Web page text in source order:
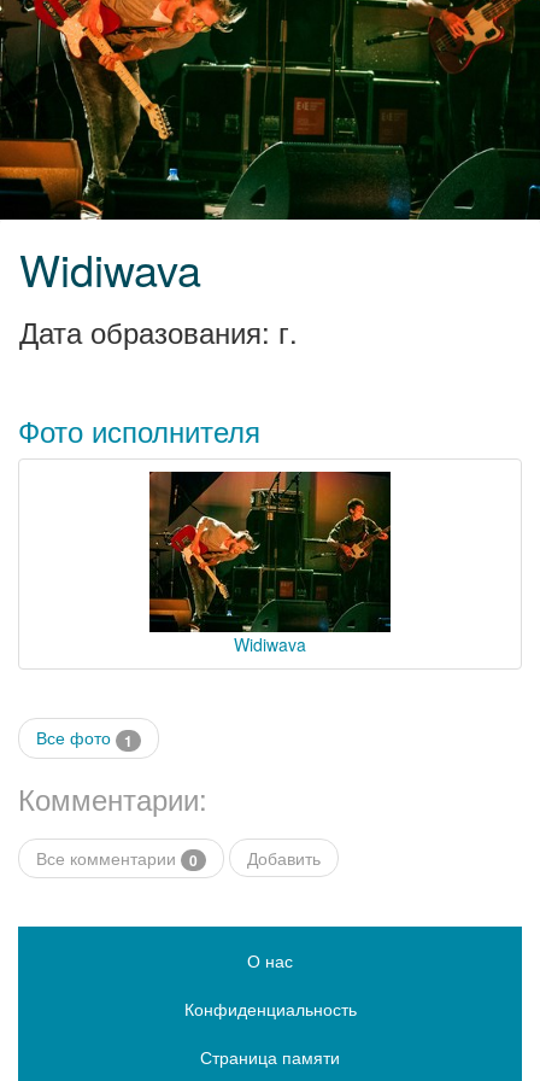
Widiwava
Дата образования: г.
Фото исполнителя
Widiwava
Все фото 1
Комментарии:
Все комментарии 0 Добавить
О нас
Конфиденциальность
Страница памяти